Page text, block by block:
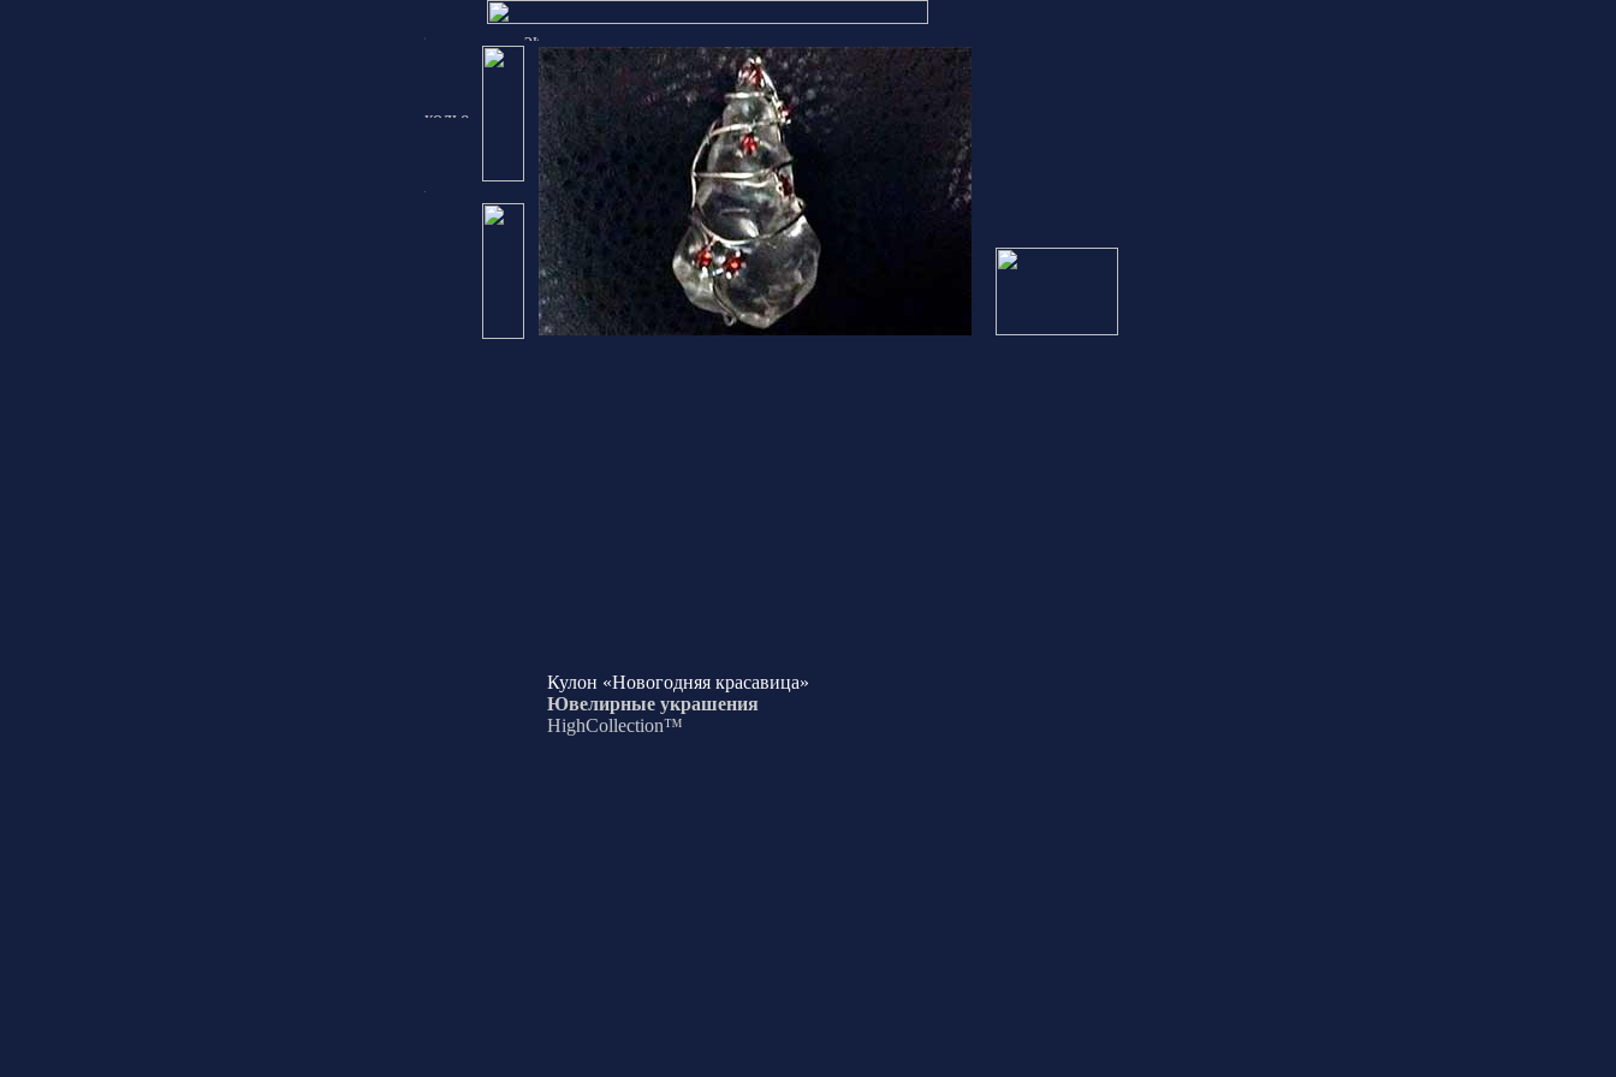
Кулон «Новогодняя красавица»
Ювелирные украшения
HighCollection™